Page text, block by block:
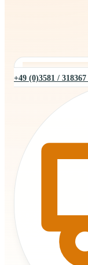
+49 (0)3581 / 318367